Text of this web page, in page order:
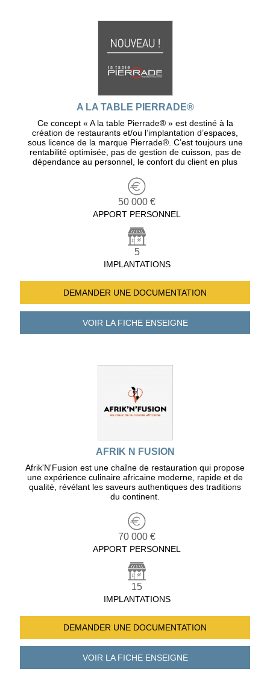
A LA TABLE PIERRADE®
Ce concept « A la table Pierrade® » est destiné à la
création de restaurants et/ou l’implantation d’espaces,
sous licence de la marque Pierrade®. C’est toujours une
rentabilité optimisée, pas de gestion de cuisson, pas de
dépendance au personnel, le confort du client en plus
50 000 €
APPORT PERSONNEL
5
IMPLANTATIONS
DEMANDER UNE DOCUMENTATION
VOIR LA FICHEENSEIGNE
AFRIK N FUSION
Afrik'N'Fusion est une chaîne de restauration qui propose
une expérience culinaire africaine moderne, rapide et de
qualité, révélant les saveurs authentiques des traditions
du continent.
70 000 €
APPORT PERSONNEL
15
IMPLANTATIONS
DEMANDER UNE DOCUMENTATION
VOIR LA FICHEENSEIGNE